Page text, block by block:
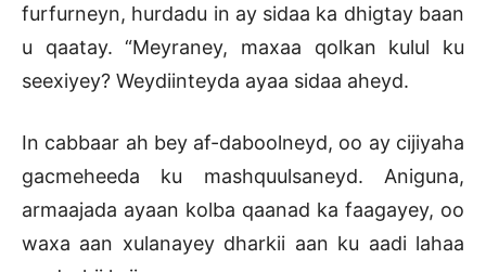
furfurneyn, hurdadu in ay sidaa ka dhigtay baan
u qaatay. “Meyraney, maxaa qolkan kulul ku
seexiyey? Weydiinteyda ayaa sidaa aheyd.
In cabbaar ah bey af-daboolneyd, oo ay cijiyaha
gacmeheeda ku mashquulsaneyd. Aniguna,
armaajada ayaan kolba qaanad ka faagayey, oo
waxa aan xulanayey dharkii aan ku aadi lahaa